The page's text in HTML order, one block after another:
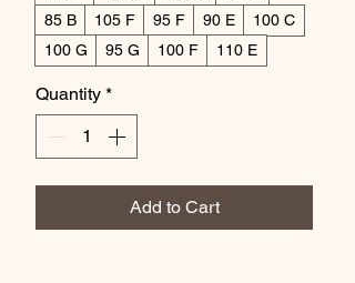
85 B
105 F 95 F 90 E
100 C
100 G
95 G 100 F 110 E
Quantity *
Add to Cart